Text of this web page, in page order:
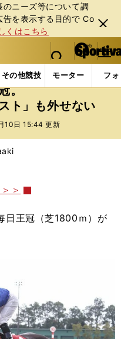
ニーズ等について調
を表⽰する⽬的で Co
くはこちら
閉じ
る
web Sportiva (webスポルティーバ)
検索
マイペ
ー
ジ
メニュ
その他競技 モーター フ
サリオスが本命の毎日王冠。
。
ト」も外せない
10日 15:44 更新
＞
日王冠（芝1800ｍ）が